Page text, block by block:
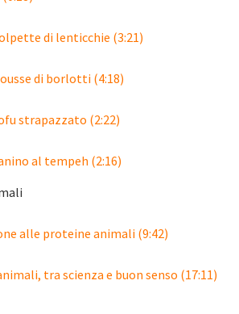
di lenticchie (3:21)
di borlotti (4:18)
strapazzato (2:22)
al tempeh (2:16)
alle proteine animali (9:42)
tra scienza e buon senso (17:11)